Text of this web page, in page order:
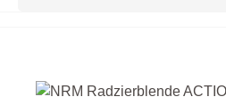
Bildergalerie überspringen